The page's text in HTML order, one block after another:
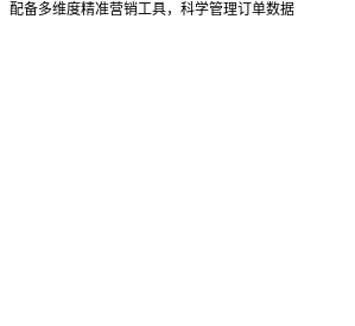
配备多维度精准营销工具，科学管理订单数据